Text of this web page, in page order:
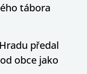
tábora
předal
obce jako